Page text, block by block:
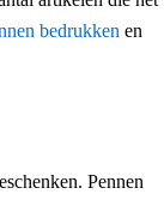
bedrukken en
Pennen